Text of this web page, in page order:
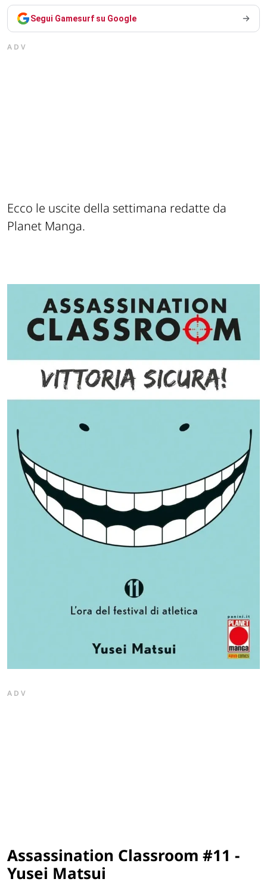
Segui Gamesurf su Google
ADV
Ecco le uscite della settimana redatte da
Planet Manga.
ADV
Assassination Classroom #11 -
Yusei Matsui